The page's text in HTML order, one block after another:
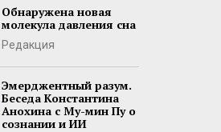
Обнаружена новая
молекула давления сна
Редакция
Эмерджентный разум.
Беседа Константина
Анохина с Му-мин Пу о
сознании и ИИ